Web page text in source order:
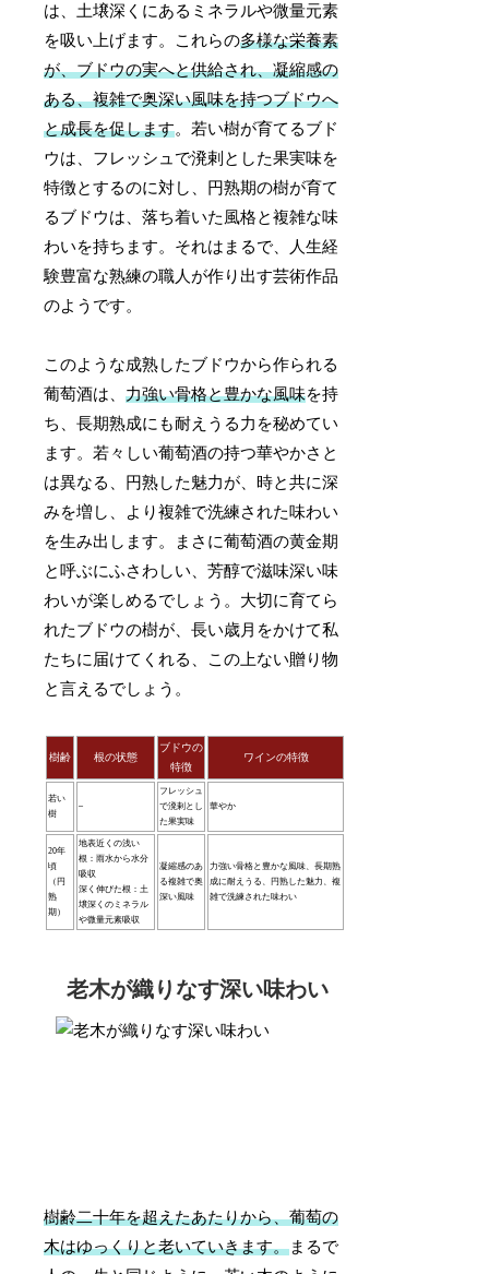
は、土壌深くにあるミネラルや微量元素
を吸い上げます。これらの多様な栄養素
が、ブドウの実へと供給され、凝縮感の
ある、複雑で奥深い風味を持つブドウへ
と成長を促します。若い樹が育てるブド
ウは、フレッシュで溌剌とした果実味を
特徴とするのに対し、円熟期の樹が育て
るブドウは、落ち着いた風格と複雑な味
わいを持ちます。それはまるで、人生経
験豊富な熟練の職人が作り出す芸術作品
のようです。
このような成熟したブドウから作られる
葡萄酒は、力強い骨格と豊かな風味を持
ち、長期熟成にも耐えうる力を秘めてい
ます。若々しい葡萄酒の持つ華やかさと
は異なる、円熟した魅力が、時と共に深
みを増し、より複雑で洗練された味わい
を生み出します。まさに葡萄酒の黄金期
と呼ぶにふさわしい、芳醇で滋味深い味
わいが楽しめるでしょう。大切に育てら
れたブドウの樹が、長い歳月をかけて私
たちに届けてくれる、この上ない贈り物
と言えるでしょう。
樹齢 根の状態
ブドウの
特徴
ワインの特徴
若い
樹
–
フレッシュ
で溌剌とし
た果実味
華やか
20年
頃
（円
熟
期）
地表近くの浅い
根：雨水から水分
吸収
深く伸びた根：土
壌深くのミネラル
や微量元素吸収
凝縮感のあ
る複雑で奥
深い風味
力強い骨格と豊かな風味、長期熟
成に耐えうる、円熟した魅力、複
雑で洗練された味わい
老木が織りなす深い味わい
樹齢二十年を超えたあたりから、葡萄の
木はゆっくりと老いていきます。まるで